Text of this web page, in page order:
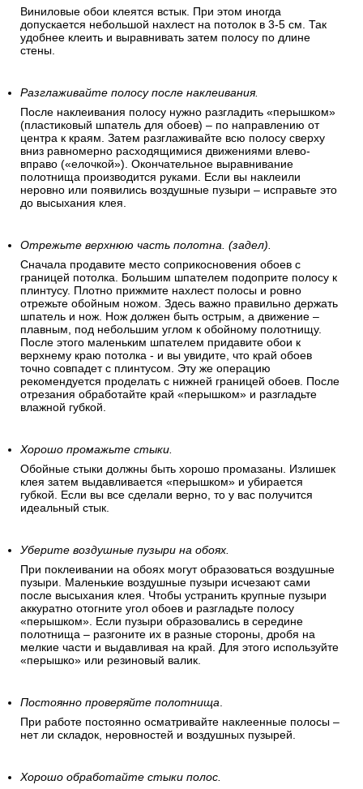
Виниловые обои клеятся встык. При этом иногда
допускается небольшой нахлест на потолок в 3-5 см. Так
удобнее клеить и выравнивать затем полосу по длине
стены.
Разглаживайте полосу после наклеивания.
После наклеивания полосу нужно разгладить «перышком»
(пластиковый шпатель для обоев) – по направлению от
центра к краям. Затем разглаживайте всю полосу сверху
вниз равномерно расходящимися движениями влево-
вправо («елочкой»). Окончательное выравнивание
полотнища производится руками. Если вы наклеили
неровно или появились воздушные пузыри – исправьте это
до высыхания клея.
Отрежьте верхнюю часть полотна. (задел).
Сначала продавите место соприкосновения обоев с
границей потолка. Большим шпателем подоприте полосу к
плинтусу. Плотно прижмите нахлест полосы и ровно
отрежьте обойным ножом. Здесь важно правильно держать
шпатель и нож. Нож должен быть острым, а движение –
плавным, под небольшим углом к обойному полотнищу.
После этого маленьким шпателем придавите обои к
верхнему краю потолка - и вы увидите, что край обоев
точно совпадет с плинтусом. Эту же операцию
рекомендуется проделать с нижней границей обоев. После
отрезания обработайте край «перышком» и разгладьте
влажной губкой.
Хорошо промажьте стыки.
Обойные стыки должны быть хорошо промазаны. Излишек
клея затем выдавливается «перышком» и убирается
губкой. Если вы все сделали верно, то у вас получится
идеальный стык.
Уберите воздушные пузыри на обоях.
При поклеивании на обоях могут образоваться воздушные
пузыри. Маленькие воздушные пузыри исчезают сами
после высыхания клея. Чтобы устранить крупные пузыри
аккуратно отогните угол обоев и разгладьте полосу
«перышком». Если пузыри образовались в середине
полотнища – разгоните их в разные стороны, дробя на
мелкие части и выдавливая на край. Для этого используйте
«перышко» или резиновый валик.
Постоянно проверяйте полотнища.
При работе постоянно осматривайте наклеенные полосы –
нет ли складок, неровностей и воздушных пузырей.
Хорошо обработайте стыки полос.